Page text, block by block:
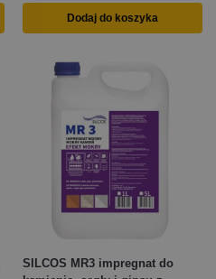
Dodaj do koszyka
SILCOS MR3 impregnat do